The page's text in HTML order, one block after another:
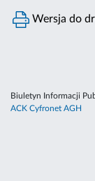
Wersja do
Biuletyn Informacji
ACK Cyfronet AGH